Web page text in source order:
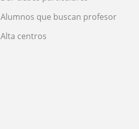
Alumnos que buscan profesor
Alta centros